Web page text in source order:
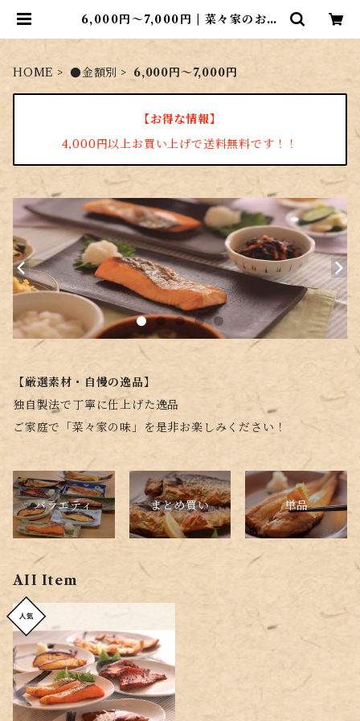
6,000円～7,000円 | 菜々家のおさ
HOME ●金額別 6,000円～7,000円
【お得な情報】
4,000円以上お買い上げで送料無料です！！
【厳選素材・自慢の逸品】
独自製法で丁寧に仕上げた逸品
ご家庭で「菜々家の味」を是非お楽しみください！
バラエティ まとめ買い 単品
AII Item